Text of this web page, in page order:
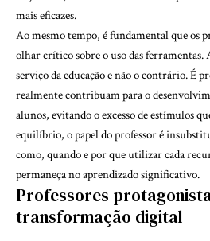
mais eficazes.
Ao mesmo tempo, é fundamental que os
olhar crítico sobre o uso das ferramentas.
serviço da educação e não o contrário. É
realmente contribuam para o
alunos, evitando o excesso de estímulos
equilíbrio, o papel do professor é
como, quando e por que utilizar cada
permaneça no aprendizado significativo.
Professores
transformação digital